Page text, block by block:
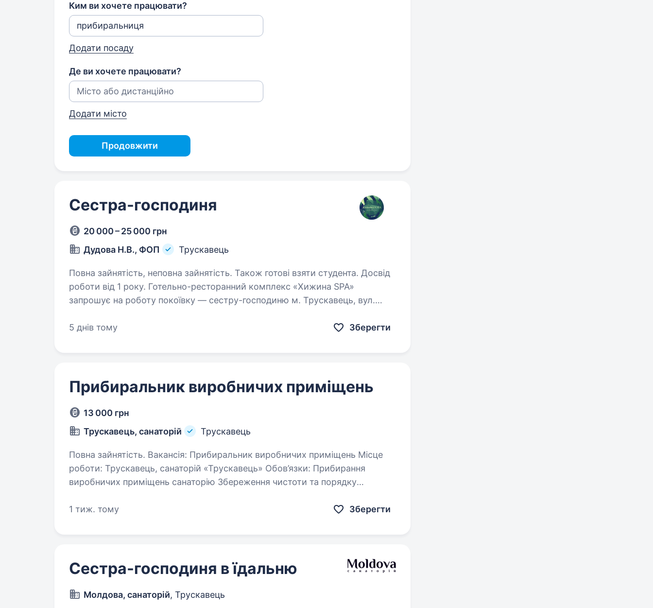
Ким ви хочете працювати?
Додати посаду
Де ви хочете працювати?
Додати місто
Продовжити
Сестра-господиня
20 000 – 25 000 грн
Дудова Н.В., ФОП
Трускавець
Повна зайнятість, неповна зайнятість. Також готові взяти студента. Досвід
роботи від 1 року. Готельно-ресторанний комплекс «Хижина SPA»
запрошує на роботу покоївку — сестру-господиню м. Трускавець, вул.
5 днів тому Зберегти
Прибиральник виробничих приміщень
13 000 грн
Трускавець, санаторій
Трускавець
Повна зайнятість. Вакансія: Прибиральник виробничих приміщень Місце
роботи: Трускавець, санаторій «Трускавець» Обов’язки: Прибирання
виробничих приміщень санаторію Збереження чистоти та порядку
1 тиж. тому
Зберегти
Сестра-господиня в їдальню
Молдова, санаторій, Трускавець